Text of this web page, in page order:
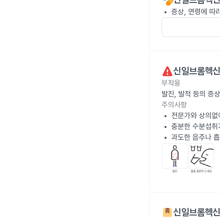
증상, 연령에 따
신일브롬헥
부작용
발진, 발적 등의 증
주의사항
전문가와 상의
충분한 수분섭
과도한 음주나
신일브롬헥